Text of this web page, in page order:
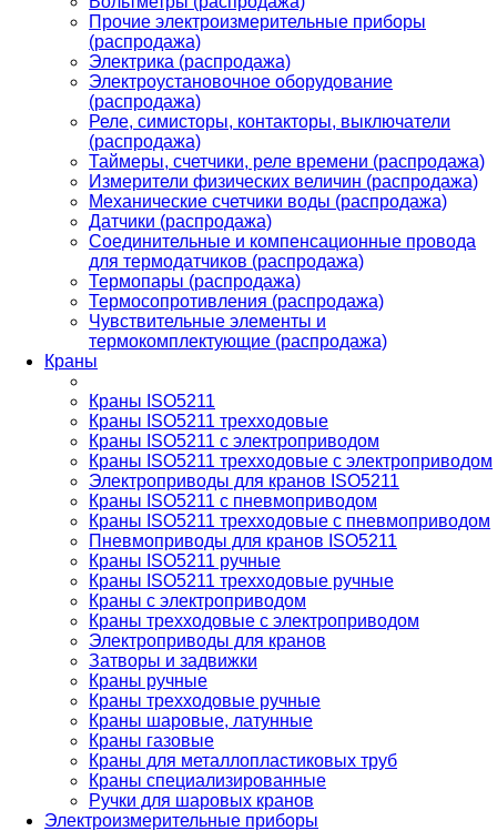
Прочие электроизмерительные приборы
(распродажа)
Электрика (распродажа)
Электроустановочное оборудование
(распродажа)
Реле, симисторы, контакторы, выключатели
(распродажа)
Таймеры, счетчики, реле времени (распродажа)
Измерители физических величин (распродажа)
Механические счетчики воды (распродажа)
Датчики (распродажа)
Соединительные и компенсационные провода
для термодатчиков (распродажа)
Термопары (распродажа)
Термосопротивления (распродажа)
Чувствительные элементы и
термокомплектующие (распродажа)
Краны
Краны ISO5211
Краны ISO5211 трехходовые
Краны ISO5211 с электроприводом
Краны ISO5211 трехходовые с электроприводом
Электроприводы для кранов ISO5211
Краны ISO5211 с пневмоприводом
Краны ISO5211 трехходовые с пневмоприводом
Пневмоприводы для кранов ISO5211
Краны ISO5211 ручные
Краны ISO5211 трехходовые ручные
Краны с электроприводом
Краны трехходовые с электроприводом
Электроприводы для кранов
Затворы и задвижки
Краны ручные
Краны трехходовые ручные
Краны шаровые, латунные
Краны газовые
Краны для металлопластиковых труб
Краны специализированные
Ручки для шаровых кранов
Электроизмерительные приборы